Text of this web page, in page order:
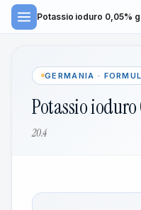
Potassio ioduro 0,05%
GERMANIA ·
Potassio ioduro
20.4